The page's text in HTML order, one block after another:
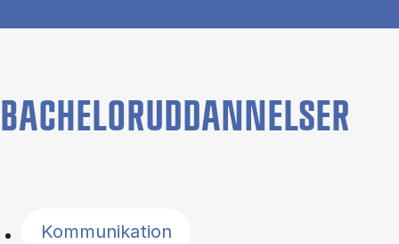
BACHELORUDDANNELSER
Kommunikation